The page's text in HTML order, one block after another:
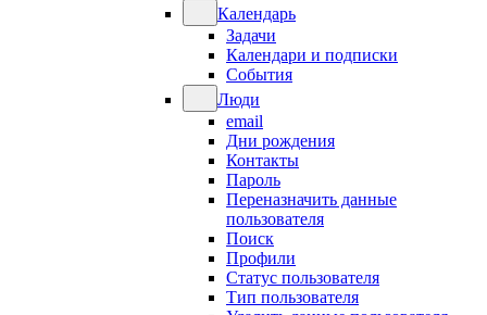
Календарь
Задачи
Календари и подписки
События
Люди
email
Дни рождения
Контакты
Пароль
Переназначить данные
пользователя
Поиск
Профили
Статус пользователя
Тип пользователя